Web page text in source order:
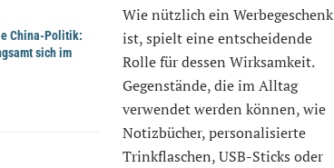
China-Politik:
sich im
Wie nützlich ein Werbegeschenk
ist, spielt eine entscheidende
Rolle für dessen Wirksamkeit.
Gegenstände, die im Alltag
verwendet werden können, wie
Notizbücher, personalisierte
Trinkflaschen, USB-Sticks oder